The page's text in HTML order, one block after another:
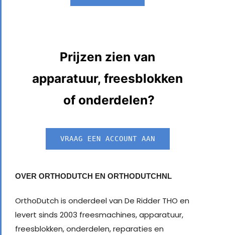
Prijzen zien van
apparatuur, freesblokken
of onderdelen?
VRAAG EEN ACCOUNT AAN
OVER ORTHODUTCH EN ORTHODUTCHNL
OrthoDutch is onderdeel van De Ridder THO en
levert sinds 2003 freesmachines, apparatuur,
freesblokken, onderdelen, reparaties en